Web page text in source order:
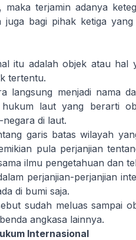
terjamin adanya
bagi pihak ketiga
itu adalah objek atau hal
tertentu.
langsung menjadi nama
hukum laut yang berarti
di laut.
garis batas wilayah
pula perjanjian
ilmu pengetahuan dan
perjanjian-perjanjian
di bumi saja.
sudah meluas sampai
angkasa lainnya.
Internasional